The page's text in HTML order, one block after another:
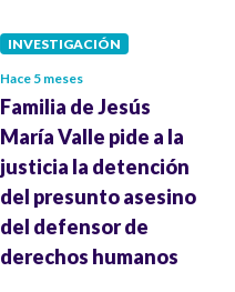
INVESTIGACIÓN
Hace 5 meses
Familia de Jesús
María Valle pide a la
justicia la detención
del presunto asesino
del defensor de
derechos humanos